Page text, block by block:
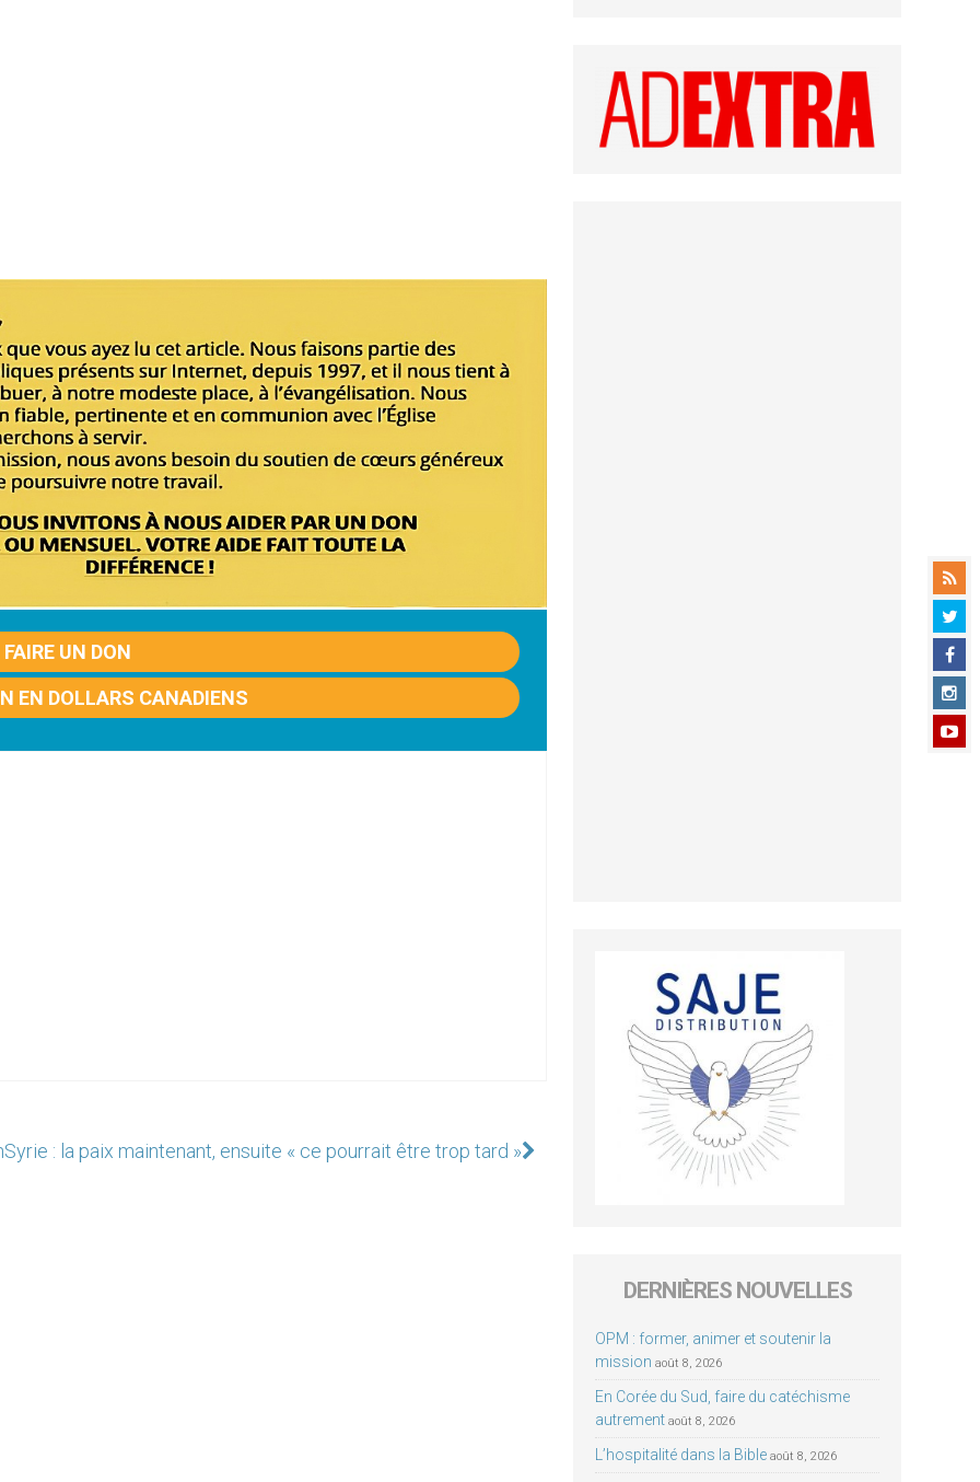
FAIRE UN DON
EN DOLLARS CANADIENS
Syrie : la paix maintenant, ensuite « ce pourrait être trop tard »
DERNIÈRES NOUVELLES
OPM : former, animer et soutenir la
mission août 8, 2026
En Corée du Sud, faire du catéchisme
autrement août 8, 2026
L’hospitalité dans la Bible août 8, 2026